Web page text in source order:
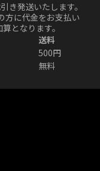
き発送いたします。
方に代金をお支払い
となります。
送料
500円
無料